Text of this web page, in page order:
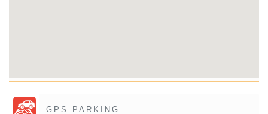
GPS PARKING